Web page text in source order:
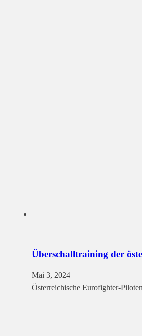
Überschalltraining der
Mai 3, 2024
Österreichische Eurofighter-